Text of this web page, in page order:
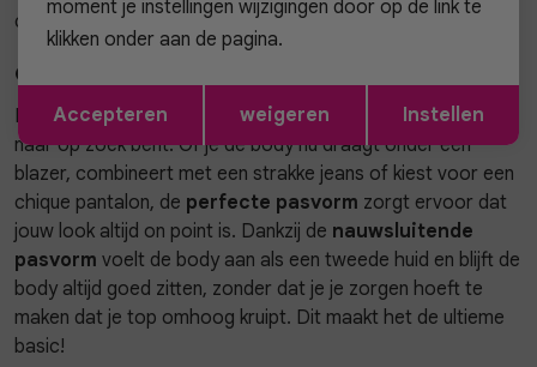
covered!
Gossip 'viral' invisible body zwart en wit
Met de Gossip invisible body krijg je die next level fit waar je
naar op zoek bent. Of je de body nu draagt onder een
blazer, combineert met een strakke jeans of kiest voor een
chique pantalon, de perfecte pasvorm zorgt ervoor dat
jouw look altijd on point is. Dankzij de nauwsluitende
pasvorm voelt de body aan als een tweede huid en blijft de
body altijd goed zitten, zonder dat je je zorgen hoeft te
maken dat je top omhoog kruipt. Dit maakt het de ultieme
basic!
Opslaan
moment je instellingen wijzigingen door op de link te
klikken onder aan de pagina.
Accepteren weigeren Instellen